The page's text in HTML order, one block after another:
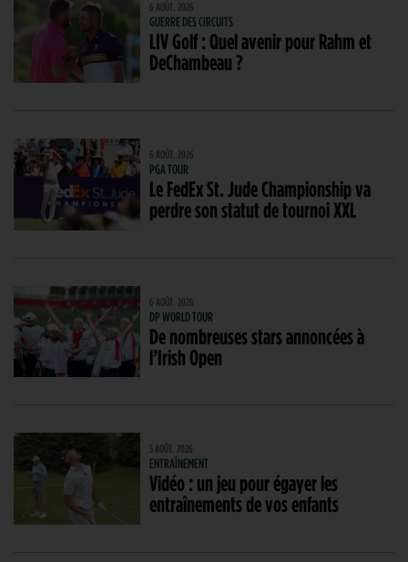
6 AOÛT. 2026
GUERRE DES CIRCUITS
LIV Golf : Quel avenir pour Rahm et
DeChambeau ?
6 AOÛT. 2026
PGA TOUR
Le FedEx St. Jude Championship va
perdre son statut de tournoi XXL
6 AOÛT. 2026
DP WORLD TOUR
De nombreuses stars annoncées à
l’Irish Open
5 AOÛT. 2026
ENTRAÎNEMENT
Vidéo : un jeu pour égayer les
entraînements de vos enfants